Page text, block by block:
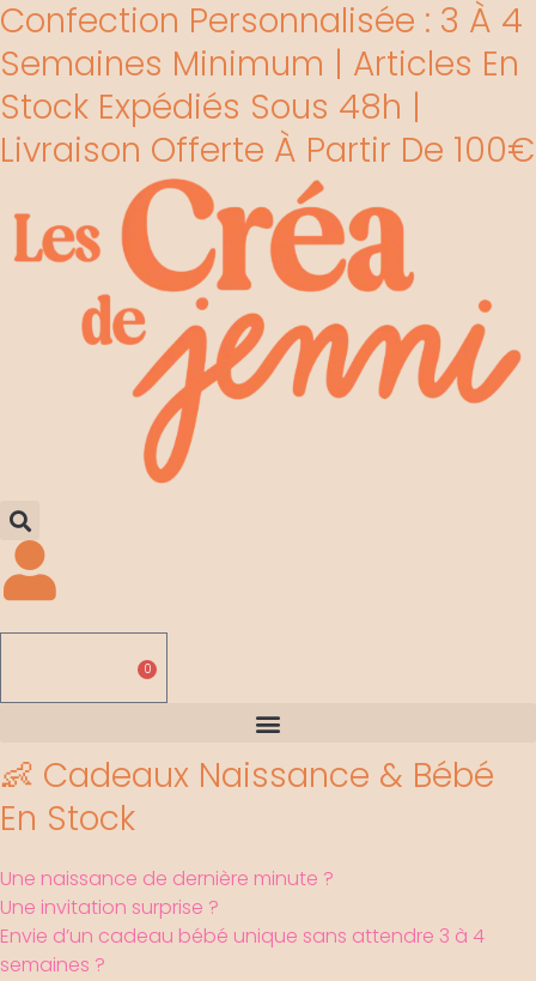
Aller
contenu
Confection Personnalisée : 3 À 4
Semaines Minimum | Articles En
Stock Expédiés Sous 48h |
Livraison Offerte À Partir De 100€
0
Panier
👶 Cadeaux Naissance & Bébé
En Stock
Une naissance de dernière minute ?
Une invitation surprise ?
Envie d’un cadeau bébé unique sans attendre 3 à 4
semaines ?